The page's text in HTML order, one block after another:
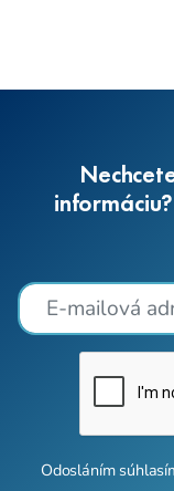
Odosláním